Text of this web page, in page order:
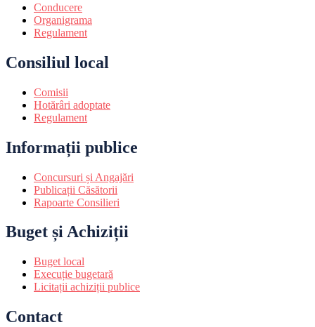
Conducere
Organigrama
Regulament
Consiliul local
Comisii
Hotărâri adoptate
Regulament
Informații publice
Concursuri și Angajări
Publicații Căsătorii
Rapoarte Consilieri
Buget și Achiziții
Buget local
Execuție bugetară
Licitații achiziții publice
Contact